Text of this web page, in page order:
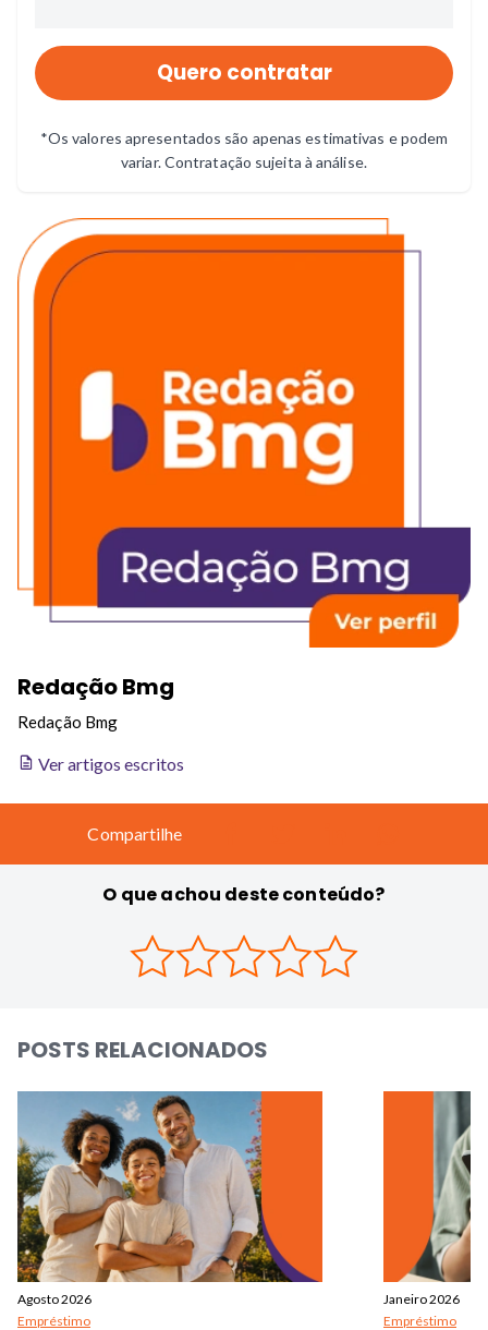
Quero contratar
*Os valores apresentados são apenas estimativas e podem
variar. Contratação sujeita à análise.
Redação Bmg
Redação Bmg
Ver artigos escritos
Compartilhe
O que achou deste conteúdo?
POSTS RELACIONADOS
Agosto 2026
Empréstimo
Janeiro 2026
Empréstimo